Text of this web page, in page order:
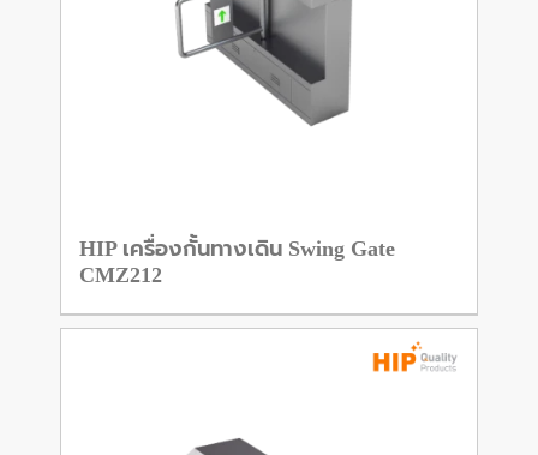
HIP เครื่องกั้นทางเดิน Swing Gate
CMZ212